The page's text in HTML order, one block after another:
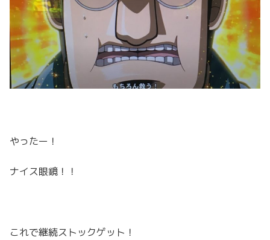
やったー！
ナイス眼鏡！！
これで継続ストックゲット！